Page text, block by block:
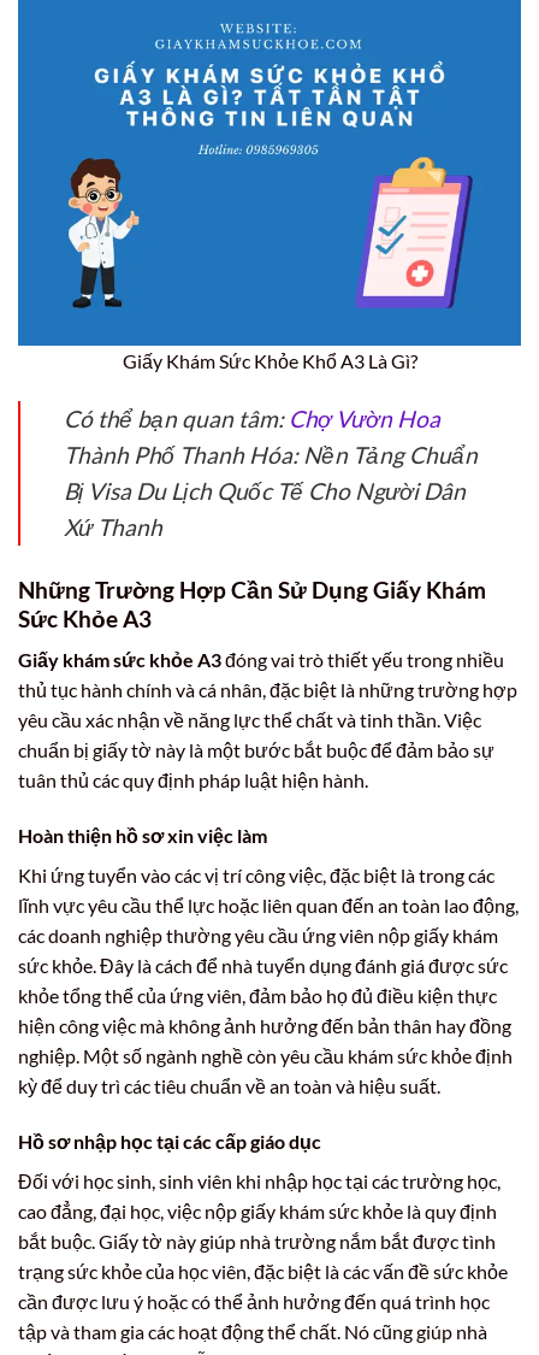
Giấy Khám Sức Khỏe Khổ A3 Là Gì?
Có thể bạn quan tâm: Chợ Vườn Hoa
Thành Phố Thanh Hóa: Nền Tảng Chuẩn
Bị Visa Du Lịch Quốc Tế Cho Người Dân
Xứ Thanh
Những Trường Hợp Cần Sử Dụng Giấy Khám
Sức Khỏe A3
Giấy khám sức khỏe A3đóng vai trò thiết yếu trong nhiều
thủ tục hành chính và cá nhân, đặc biệt là những trường hợp
yêu cầu xác nhận về năng lực thể chất và tinh thần. Việc
chuẩn bị giấy tờ này là một bước bắt buộc để đảm bảo sự
tuân thủ các quy định pháp luật hiện hành.
Hoàn thiện hồ sơ xin việc làm
Khi ứng tuyển vào các vị trí công việc, đặc biệt là trong các
lĩnh vực yêu cầu thể lực hoặc liên quan đến an toàn lao động,
các doanh nghiệp thường yêu cầu ứng viên nộp giấy khám
sức khỏe. Đây là cách để nhà tuyển dụng đánh giá được sức
khỏe tổng thể của ứng viên, đảm bảo họ đủ điều kiện thực
hiện công việc mà không ảnh hưởng đến bản thân hay đồng
nghiệp. Một số ngành nghề còn yêu cầu khám sức khỏe định
kỳ để duy trì các tiêu chuẩn về an toàn và hiệu suất.
Hồ sơ nhập học tại các cấp giáo dục
Đối với học sinh, sinh viên khi nhập học tại các trường học,
cao đẳng, đại học, việc nộp giấy khám sức khỏe là quy định
bắt buộc. Giấy tờ này giúp nhà trường nắm bắt được tình
trạng sức khỏe của học viên, đặc biệt là các vấn đề sức khỏe
cần được lưu ý hoặc có thể ảnh hưởng đến quá trình học
tập và tham gia các hoạt động thể chất. Nó cũng giúp nhà